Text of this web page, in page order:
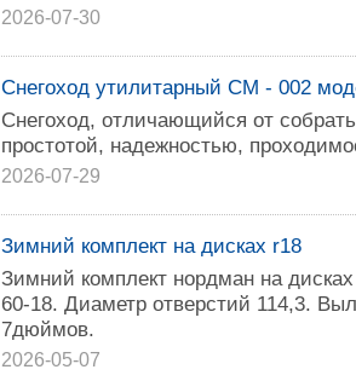
2026-07-30
Снегоход утилитарный СМ - 002
Снегоход, отличающийся от
простотой, надежностью,
2026-07-29
Зимний комплект на дисках r18
Зимний комплект нордман на
60-18. Диаметр отверстий 114,3.
7дюймов.
2026-05-07